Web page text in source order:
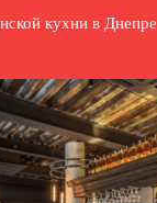
кухни в Днепре